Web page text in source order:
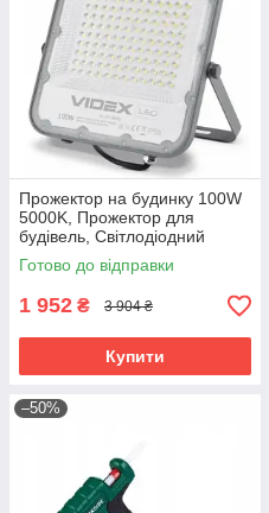
Прожектор на будинку 100W
5000K, Прожектор для
будівель, Світлодіодний
прожектор вуличного
освітлення, Вуличний лед
Готово до відправки
1 952 ₴ 3 904 ₴
Купити
–50%